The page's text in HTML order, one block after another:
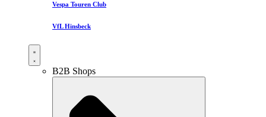
Vespa Touren Club
VfL Hinsbeck
B2B Shops